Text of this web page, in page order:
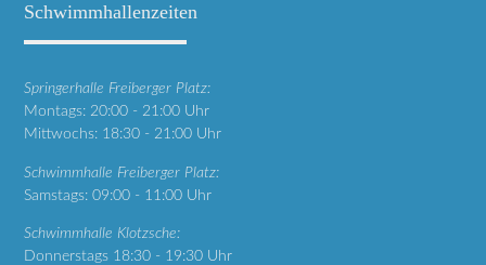
Schwimmhallenzeiten
Springerhalle Freiberger Platz:
Montags: 20:00 - 21:00 Uhr
Mittwochs: 18:30 - 21:00 Uhr
Schwimmhalle Freiberger Platz:
Samstags: 09:00 - 11:00 Uhr
Schwimmhalle Klotzsche:
Donnerstags 18:30 - 19:30 Uhr